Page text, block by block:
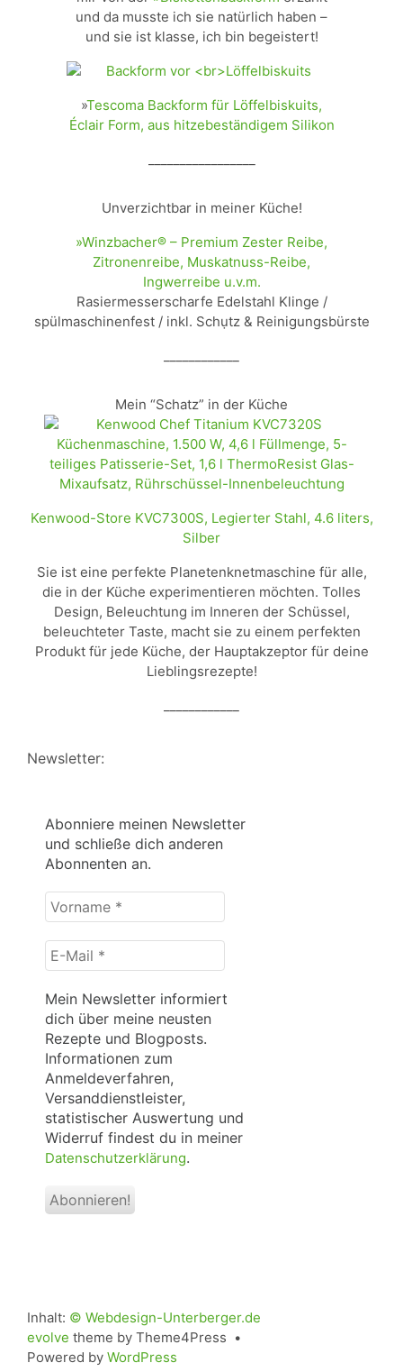
und da musste ich sie natürlich haben –
und sie ist klasse, ich bin begeistert!
»Tescoma Backform für Löffelbiskuits,
Éclair Form, aus hitzebeständigem Silikon
Unverzichtbar in meiner Küche!
»Winzbacher® – Premium Zester Reibe,
Zitronenreibe, Muskatnuss-Reibe,
Ingwerreibe u.v.m.
Rasiermesserscharfe Edelstahl Klinge /
spülmaschinenfest / inkl. Schụtz & Reinigungsbürste
Mein “Schatz” in der Küche
Kenwood-Store KVC7300S, Legierter Stahl, 4.6 liters,
Silber
Sie ist eine perfekte Planetenknetmaschine für alle,
die in der Küche experimentieren möchten. Tolles
Design, Beleuchtung im Inneren der Schüssel,
beleuchteter Taste, macht sie zu einem perfekten
Produkt für jede Küche, der Hauptakzeptor für deine
Lieblingsrezepte!
Newsletter:
Abonniere meinen Newsletter
und schließe dich anderen
Abonnenten an.
Vorname
*
E-
Mail
*
Mein Newsletter informiert
dich über meine neusten
Rezepte und Blogposts.
Informationen zum
Anmeldeverfahren,
Versanddienstleister,
statistischer Auswertung und
Widerruf findest du in meiner
Datenschutzerklärung.
Inhalt: © Webdesign-Unterberger.de
evolve theme by Theme4Press •
Powered by WordPress